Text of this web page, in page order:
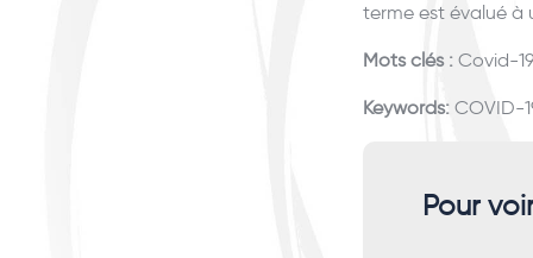
terme est évalué à
Mots clés :Covid-
Keywords:COVID-
Pour